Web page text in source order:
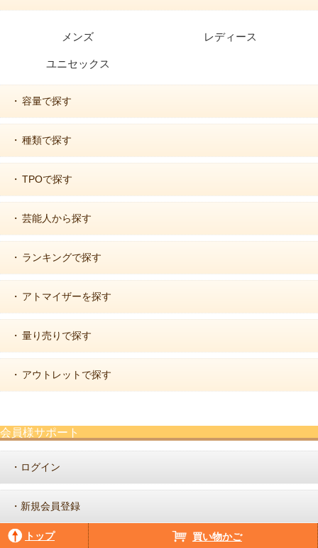
メンズ レディース
ユニセックス
・ 容量で探す
・ 種類で探す
・ TPOで探す
・ 芸能人から探す
・ ランキングで探す
・ アトマイザーを探す
・ 量り売りで探す
・ アウトレットで探す
会員様サポート
・ ログイン
・ 新規会員登録
トップ 買い物かご